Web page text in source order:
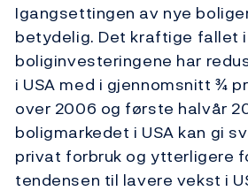
Igangsettingen av nye
betydelig. Det kraftige fallet i
boliginvesteringene har
i USA med i gjennomsnitt ¾
over 2006 og første halvår
boligmarkedet i USA kan gi
privat forbruk og ytterligere
tendensen til lavere vekst i